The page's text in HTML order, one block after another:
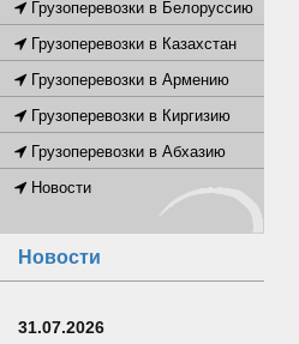
Грузоперевозки в Белоруссию
Грузоперевозки в Казахстан
Грузоперевозки в Армению
Грузоперевозки в Киргизию
Грузоперевозки в Абхазию
Новости
Новости
31.07.2026